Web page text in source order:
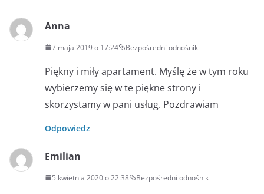
Anna
7 maja 2019 o 17:24 Bezpośredni odnośnik
Piękny i miły apartament. Myślę że w tym roku
wybierzemy się w te piękne strony i
skorzystamy w pani usług. Pozdrawiam
Odpowiedz
Emilian
5 kwietnia 2020 o 22:38 Bezpośredni odnośnik